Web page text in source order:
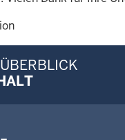
im Überblick: